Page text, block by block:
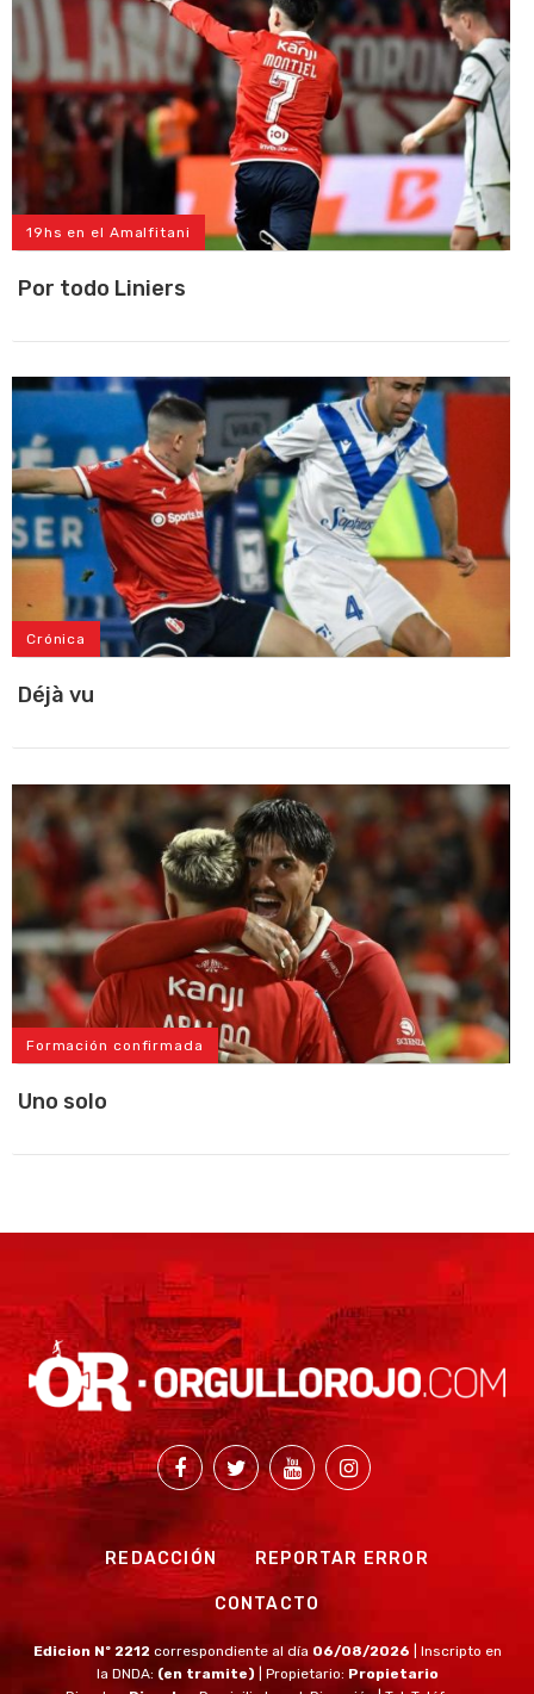
19hs en el Amalfitani
Por todo Liniers
Crónica
Déjà vu
Formación confirmada
Uno solo
REDACCIÓN REPORTAR ERROR
CONTACTO
Edicion Nº 2212 correspondiente al día 06/08/2026
| Inscripto en
la DNDA: (en tramite) | Propietario: Propietario